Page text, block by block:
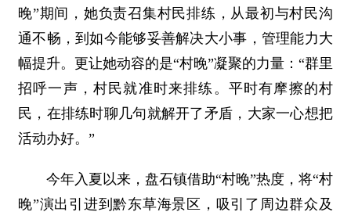
晚”期间，她负责召集村民排练，从最初与村民沟
通不畅，到如今能够妥善解决大小事，管理能力大
幅提升。更让她动容的是“村晚”凝聚的力量：“群里
招呼一声，村民就准时来排练。平时有摩擦的村
民，在排练时聊几句就解开了矛盾，大家一心想把
活动办好。”
今年入夏以来，盘石镇借助“村晚”热度，将“村
晚”演出引进到黔东草海景区，吸引了周边群众及